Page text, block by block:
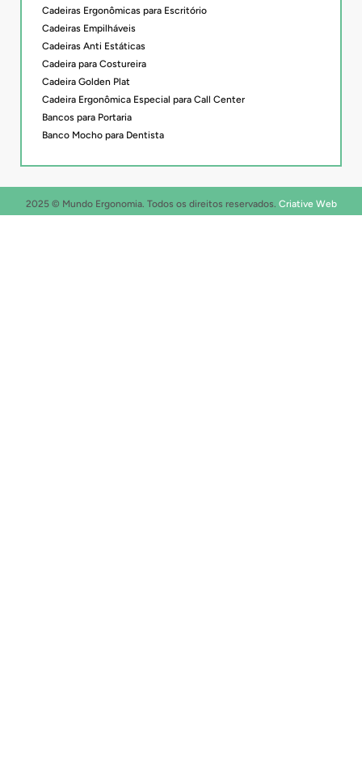
Cadeiras Ergonômicas para Escritório
Cadeiras Empilháveis
Cadeiras Anti Estáticas
Cadeira para Costureira
Cadeira Golden Plat
Cadeira Ergonômica Especial para Call Center
Bancos para Portaria
Banco Mocho para Dentista
2025 © Mundo Ergonomia. Todos os direitos reservados. Criative Web